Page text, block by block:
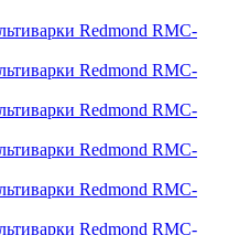
Redmond RMC-
Redmond RMC-
Redmond RMC-
Redmond RMC-
Redmond RMC-
Redmond RMC-